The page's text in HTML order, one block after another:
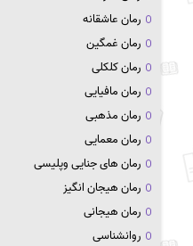
رمان عاشقانه
رمان غمگین
رمان کلکلی
رمان مافیایی
رمان مذهبی
رمان معمایی
رمان های جنایی وپلیسی
رمان هیجان انگیز
رمان هیجانی
روانشناسی